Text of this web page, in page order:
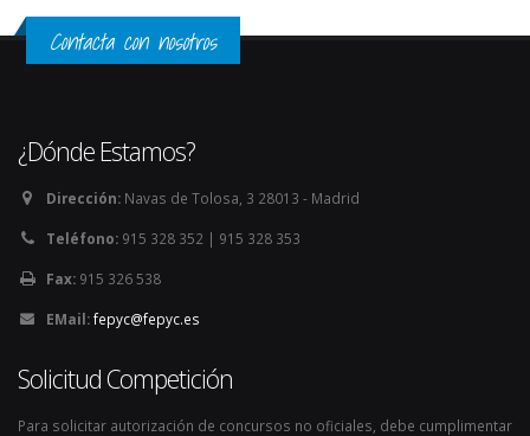
Contacta con nosotros
¿Dónde Estamos?
Dirección: Navas de Tolosa, 3 28013 - Madrid
Teléfono: 915 328 352 | 915 328 353
Fax: 915 326 538
EMail:fepyc@fepyc.es
Solicitud Competición
Para solicitar autorización de concursos no oficiales, debe cumplimentar